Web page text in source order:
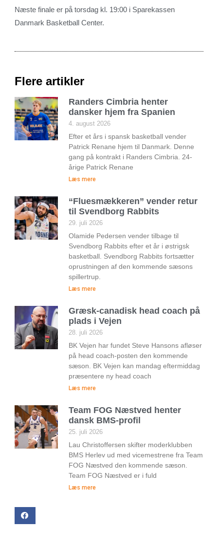
Næste finale er på torsdag kl. 19:00 i Sparekassen
Danmark Basketball Center.
Flere artikler
Randers Cimbria henter
dansker hjem fra Spanien
4. august 2026
Efter et års i spansk basketball vender
Patrick Renane hjem til Danmark. Denne
gang på kontrakt i Randers Cimbria. 24-
årige Patrick Renane
Læs mere
“Fluesmækkeren” vender retur
til Svendborg Rabbits
29. juli 2026
Olamide Pedersen vender tilbage til
Svendborg Rabbits efter et år i østrigsk
basketball. Svendborg Rabbits fortsætter
oprustningen af den kommende sæsons
spillertrup.
Læs mere
Græsk-canadisk head coach på
plads i Vejen
28. juli 2026
BK Vejen har fundet Steve Hansons afløser
på head coach-posten den kommende
sæson. BK Vejen kan mandag eftermiddag
præsentere ny head coach
Læs mere
Team FOG Næstved henter
dansk BMS-profil
25. juli 2026
Lau Christoffersen skifter moderklubben
BMS Herlev ud med vicemestrene fra Team
FOG Næstved den kommende sæson.
Team FOG Næstved er i fuld
Læs mere